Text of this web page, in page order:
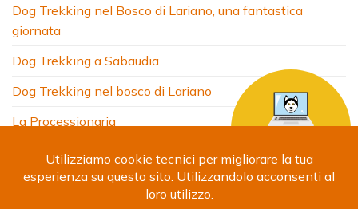
Dog Trekking nel Bosco di Lariano, una fantastica
giornata
Dog Trekking a Sabaudia
Dog Trekking nel bosco di Lariano
La Processionaria